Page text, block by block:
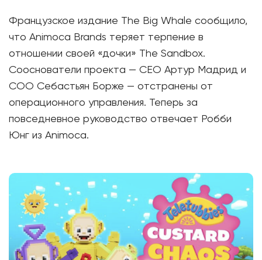
Французское издание The Big Whale сообщило,
что Animoca Brands теряет терпение в
отношении своей «дочки» The Sandbox.
Сооснователи проекта — CEO Артур Мадрид и
COO Себастьян Борже — отстранены от
операционного управления. Теперь за
повседневное руководство отвечает Робби
Юнг из Animoca.